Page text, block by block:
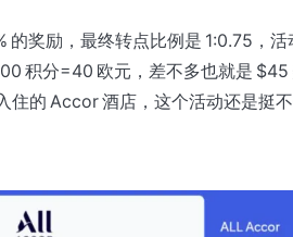
奖励，最终转点比例是 1:0.75，活
积分=40 欧元，差不多也就是 $45
的 Accor 酒店，这个活动还是挺不